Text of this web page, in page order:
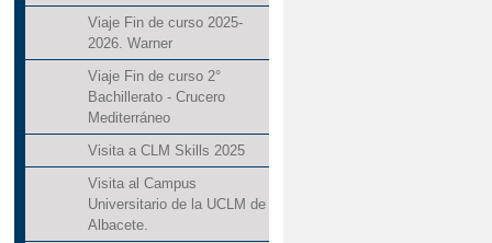
Viaje Fin de curso 2025-
2026. Warner
Viaje Fin de curso 2°
Bachillerato - Crucero
Mediterráneo
Visita a CLM Skills 2025
Visita al Campus
Universitario de la UCLM de
Albacete.